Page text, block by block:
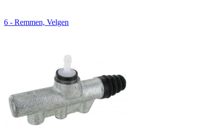
6 - Remmen, Velgen